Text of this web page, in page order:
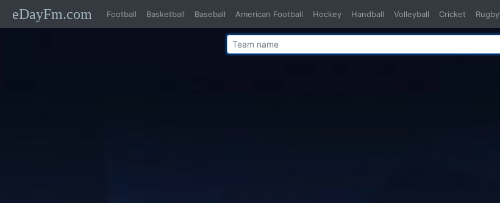
eDayFm.com Football Basketball Baseball American Football Hockey Handball Volleyball Cricket Rugby